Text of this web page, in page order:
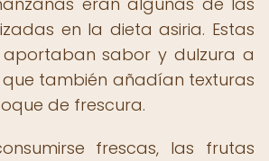
en la dieta asiria. Estas
sabor y dulzura a
que también añadían texturas
de frescura.
frescas, las frutas